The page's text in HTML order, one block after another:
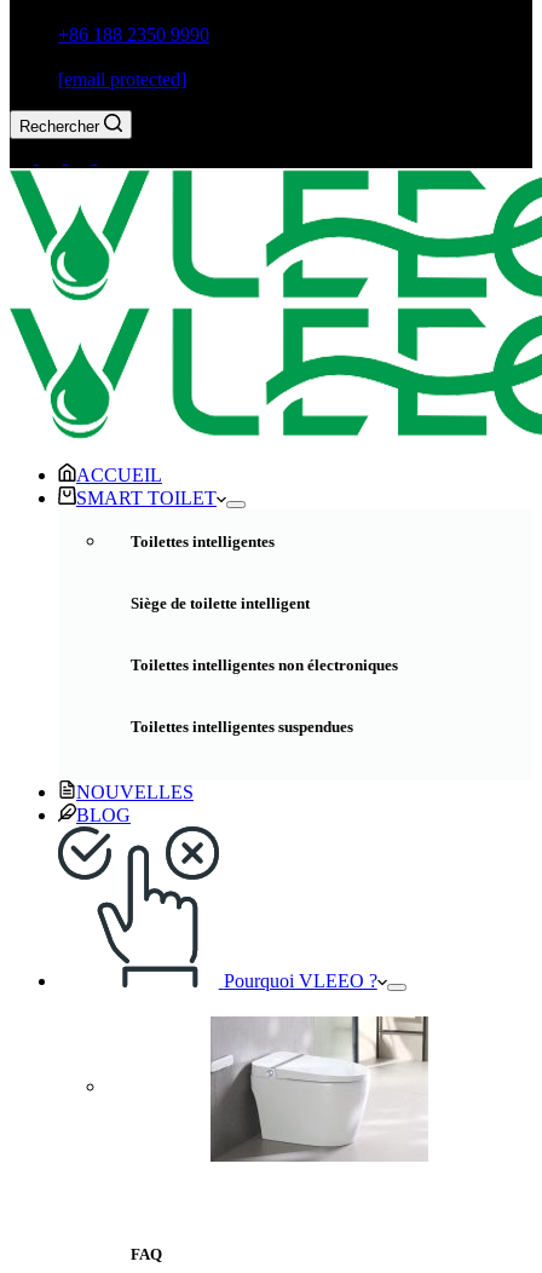
+86 188 2350 9990
[email protected]
Rechercher
ACCUEIL
SMART TOILET
Toilettes intelligentes
Siège de toilette intelligent
Toilettes intelligentes non électroniques
Toilettes intelligentes suspendues
NOUVELLES
BLOG
Pourquoi VLEEO ?
FAQ